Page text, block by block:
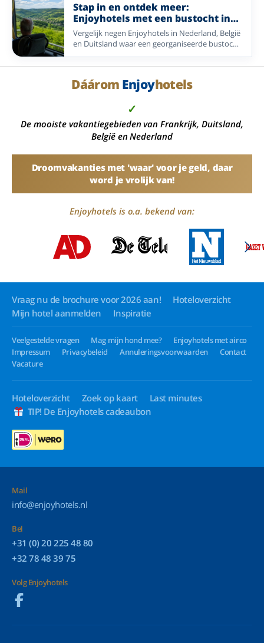
Nederland, Duitsland en België.
Stap in en ontdek meer:
Enjoyhotels met een bustocht in
het arrangement
Vergelijk negen Enjoyhotels in Nederland, België
en Duitsland waar een georganiseerde bustocht
onderdeel is van het 5-daags alles-inclusief-
arrangement.
Dáárom Enjoyhotels
✓
De mooiste vakantiegebieden van Frankrijk, Duitsland,
België en Nederland
Droomvakanties met 'waar' voor je geld, daar
word je vrolijk van!
Enjoyhotels is o.a. bekend van:
Vraag nu de brochure voor 2026 aan!
Hoteloverzicht
Mijn hotel aanmelden
Inspiratie
Veelgestelde vragen Mag mijn hond mee?
Enjoyhotels met airco
Impressum
Privacybeleid Annuleringsvoorwaarden
Contact
Vacature
Hoteloverzicht Zoek op kaart
Last minutes
TIP! De Enjoyhotels cadeaubon
Mail
info@enjoyhotels.nl
Bel
+31 (0) 20 225 48 80
+32 78 48 39 75
Volg Enjoyhotels